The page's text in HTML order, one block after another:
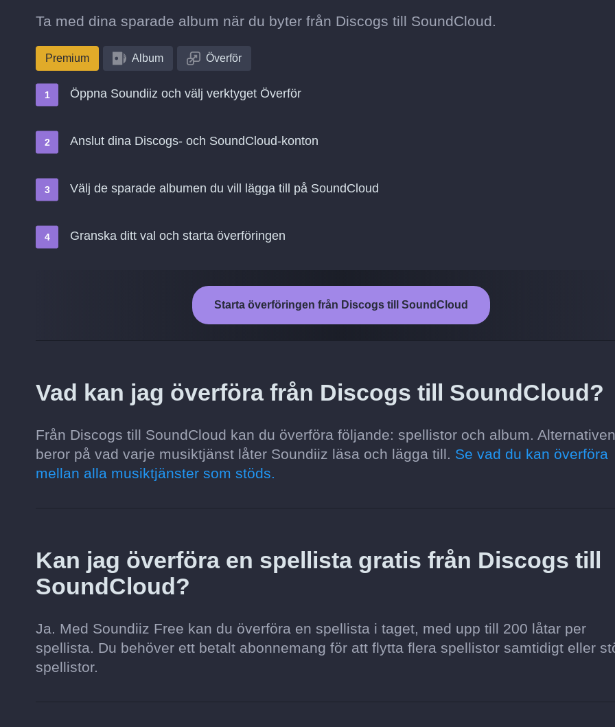
Ta med dina sparade album när du byter från Discogs till SoundCloud.
Premium Album Överför
Öppna Soundiiz och välj verktyget Överför
Anslut dina Discogs- och SoundCloud-konton
Välj de sparade albumen du vill lägga till på SoundCloud
Granska ditt val och starta överföringen
Starta överföringen från Discogs till SoundCloud
Vad kan jag överföra från Discogs till SoundCloud?
Från Discogs till SoundCloud kan du överföra följande: spellistor och album. Alternativen
beror på vad varje musiktjänst låter Soundiiz läsa och lägga till. Se vad du kan överföra
mellan alla musiktjänster som stöds.
Kan jag överföra en spellista gratis från Discogs till
SoundCloud?
Ja. Med Soundiiz Free kan du överföra en spellista i taget, med upp till 200 låtar per
spellista. Du behöver ett betalt abonnemang för att flytta flera spellistor samtidigt eller
spellistor.